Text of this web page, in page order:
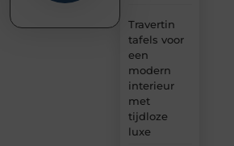
Travertin
tafels voor
een
modern
interieur
met
tijdloze
luxe